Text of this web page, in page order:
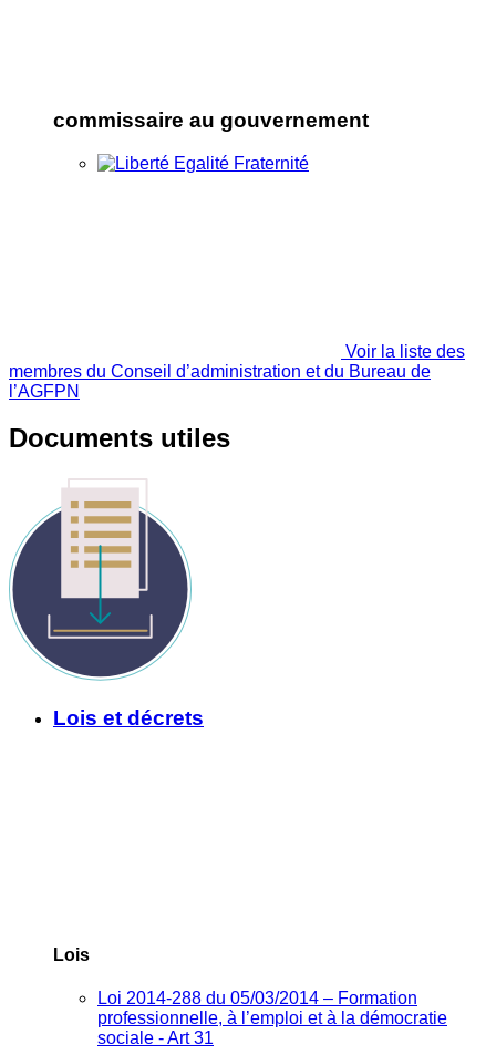
commissaire au gouvernement
Voir la liste des
membres du Conseil d’administration et du Bureau de
l’AGFPN
Documents utiles
Lois et décrets
Lois
Loi 2014-288 du 05/03/2014 – Formation
professionnelle, à l’emploi et à la démocratie
sociale - Art 31